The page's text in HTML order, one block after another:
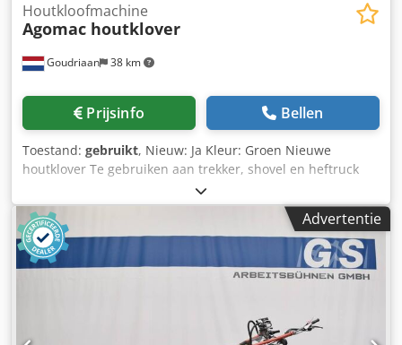
Goudriaan 38 km
Houtkloofmachine
Agomac houtklover
Prijsinfo Bellen
Toestand: gebruikt, Nieuw: Ja Kleur: Groen Nieuwe
houtklover Te gebruiken aan trekker, shovel en heftruck
Voorzien van 3 verstelmogelijkheden om grotere of
kleinere houtblokken te kunnen kloven Veilige 2 hands
bediening, met automatische retour Grote tafel waardoor
de gekloofde blokken op de tafel blijven liggen 18 tons
kloofkracht Chodpex S I Igjfx Af Rea Staat: Nieuw
Advertentie